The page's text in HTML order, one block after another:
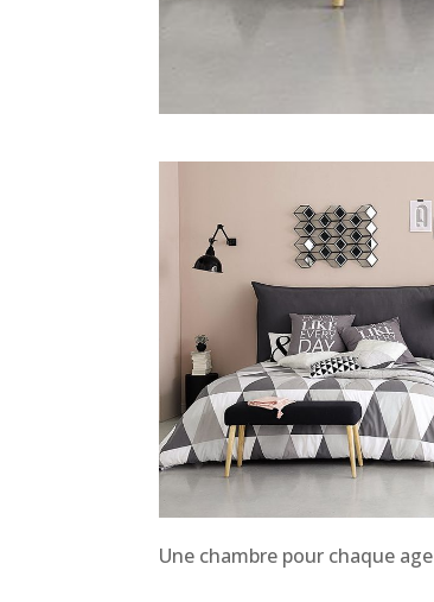
Une chambre pour chaque age